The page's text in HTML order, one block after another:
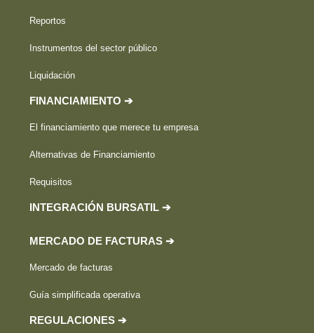
Reportos
Instrumentos del sector público
Liquidación
FINANCIAMIENTO ➔
El financiamiento que merece tu empresa
Alternativas de Financiamiento
Requisitos
INTEGRACIÓN BURSATIL ➔
MERCADO DE FACTURAS ➔
Mercado de facturas
Guía simplificada operativa
REGULACIONES ➔